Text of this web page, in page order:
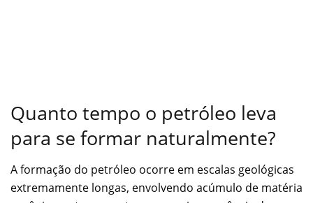
Quanto tempo o petróleo leva
para se formar naturalmente?
A formação do petróleo ocorre em escalas geológicas
extremamente longas, envolvendo acúmulo de matéria